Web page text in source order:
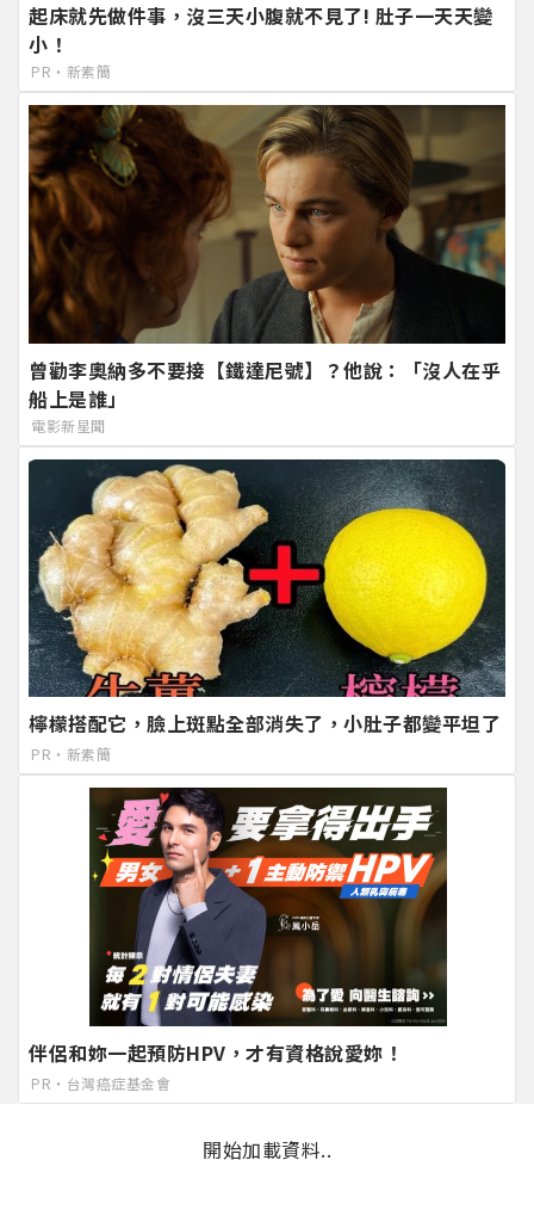
起床就先做件事，沒三天小腹就不見了! 肚子一天天變
小！
PR・新素簡
曾勸李奧納多不要接【鐵達尼號】？他說：「沒人在乎
船上是誰」
電影新星聞
檸檬搭配它，臉上斑點全部消失了，小肚子都變平坦了
PR・新素簡
伴侶和妳一起預防HPV，才有資格說愛妳！
PR・台灣癌症基金會
開始加載資料..